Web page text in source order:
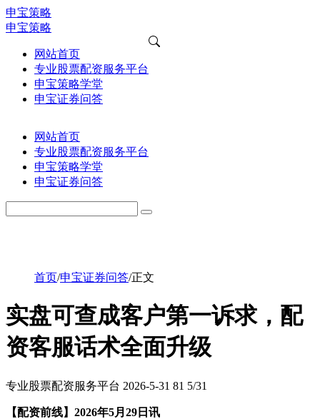
申宝策略
申宝策略
网站首页
专业股票配资服务平台
申宝策略学堂
申宝证券问答
网站首页
专业股票配资服务平台
申宝策略学堂
申宝证券问答
首页/申宝证券问答/正文
实盘可查成客户第一诉求，配
资客服话术全面升级
专业股票配资服务平台 2026-5-31 81 5/31
【配资前线】2026年5月29日讯